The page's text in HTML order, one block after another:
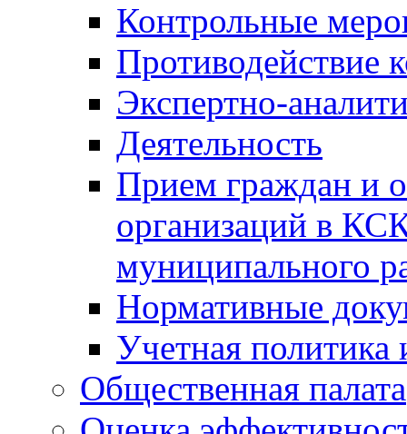
Контрольные
Противодействие
Экспертно-
Деятельность
Прием граждан и
организаций в
муниципального
Нормативные
Учетная политика
Общественная палата